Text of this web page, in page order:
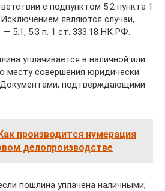
с подпунктом 5.2 пункта 1
являются случаи,
— 5.1, 5.3 п. 1 ст. 333.18 НК РФ.
уплачивается в наличной или
месту совершения юридически
Документами, подтверждающими
производится нумерация
делопроизводстве
пошлина уплачена наличными;